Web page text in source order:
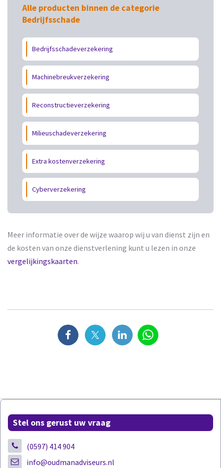
Alle producten binnen de categorie
Bedrijfsschade
Bedrijfsschadeverzekering
Machinebreukverzekering
Reconstructieverzekering
Milieuschadeverzekering
Extra kostenverzekering
Cyberverzekering
Meer informatie over de wijze waarop wij u van dienst zijn en
de kosten van onze dienstverlening kunt u lezen in onze
vergelijkingskaarten.
Stel ons gerust uw vraag
(0597) 414 904
info@oudmanadviseurs.nl